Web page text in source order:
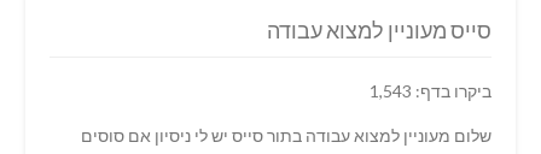
סייס מעוניין למצוא עבודה
ביקרו בדף: 1,543
שלום מעוניין למצוא עבודה בתור סייס יש לי ניסיון אם סוסים